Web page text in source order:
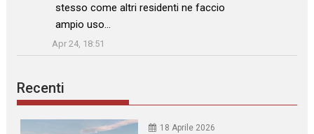
stesso come altri residenti ne faccio
ampio uso…
”
Apr 24, 18:51
Recenti
18 Aprile 2026